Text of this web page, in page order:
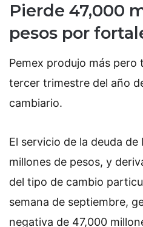
Pierde 47,000
pesos por
Pemex produjo más pero
tercer trimestre del año
cambiario.
El servicio de la deuda
millones de pesos, y
del tipo de cambio
semana de septiembre,
negativa de 47,000